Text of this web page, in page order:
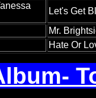
Let's Get
Mr.
Hate Or